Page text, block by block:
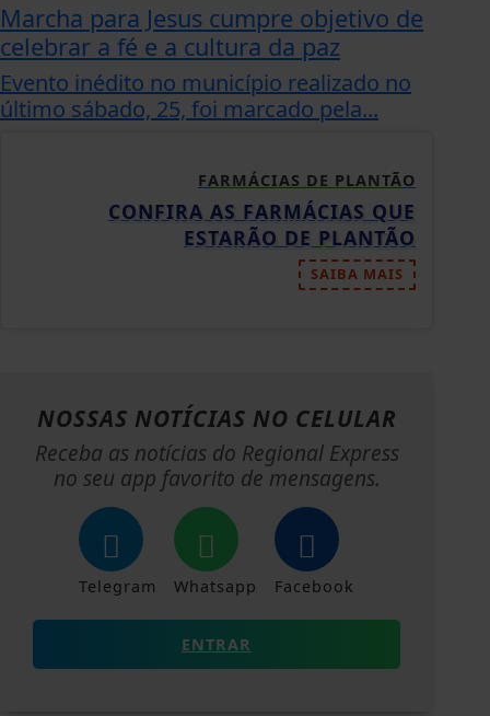
Marcha para Jesus cumpre objetivo de
celebrar a fé e a cultura da paz
Evento inédito no município realizado no
último sábado, 25, foi marcado pela...
FARMÁCIAS DE PLANTÃO
CONFIRA AS FARMÁCIAS QUE
ESTARÃO DE PLANTÃO
SAIBA MAIS
NOSSAS NOTÍCIAS NO CELULAR
Receba as notícias do Regional Express
no seu app favorito de mensagens.
Telegram Whatsapp Facebook
ENTRAR